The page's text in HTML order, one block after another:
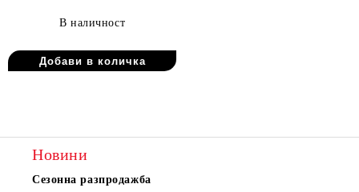
В наличност
Новини
Сезонна разпродажба